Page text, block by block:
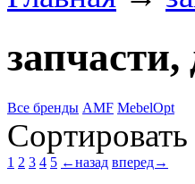
Все бренды AMF MebelOpt
1 2 3 4 5 ←назад вперед→